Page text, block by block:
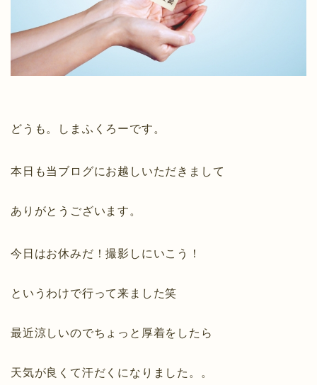
どうも。しまふくろーです。
本日も当ブログにお越しいただきまして
ありがとうございます。
今日はお休みだ！撮影しにいこう！
というわけで行って来ました笑
最近涼しいのでちょっと厚着をしたら
天気が良くて汗だくになりました。。